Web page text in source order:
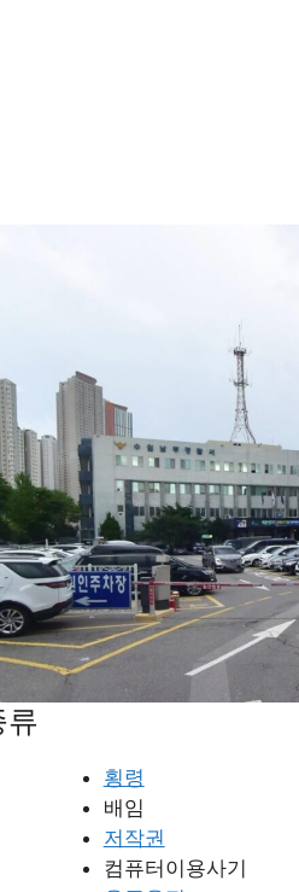
류
횡령
배임
저작권
컴퓨터이용사기